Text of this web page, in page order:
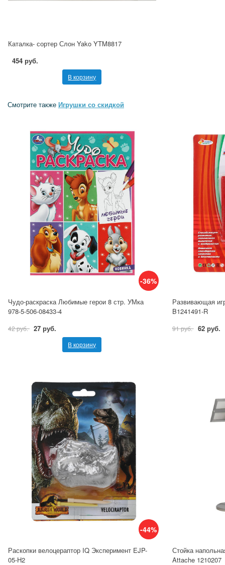
Каталка- сортер Слон Yako YTM8817
454 руб.
В корзину
Смотрите также Игрушки со скидкой
-36%
Чудо-раскраска Любимые герои 8 стр. УМка
978-5-506-08433-4
42 руб. 27 руб.
В корзину
Развивающая
B1241491-R
91 руб. 62 руб.
-44%
Раскопки велоцераптор IQ Эксперимент EJP-
05-H2
Стойка
Attache 1210207